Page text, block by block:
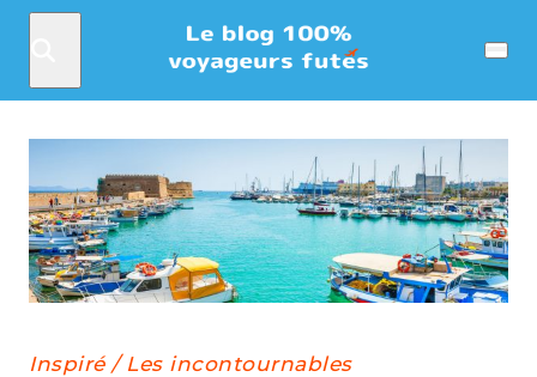
Menu
Inspiré/ Les incontournables